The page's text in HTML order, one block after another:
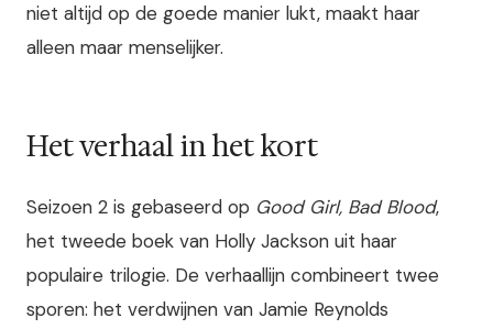
niet altijd op de goede manier lukt, maakt haar
alleen maar menselijker.
Het verhaal in het kort
Seizoen 2 is gebaseerd op Good Girl, Bad Blood,
het tweede boek van Holly Jackson uit haar
populaire trilogie. De verhaallijn combineert twee
sporen: het verdwijnen van Jamie Reynolds